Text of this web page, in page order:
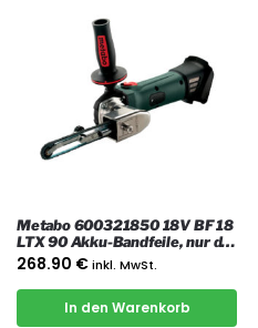
Metabo 600321850 18V BF 18
LTX 90 Akku-Bandfeile, nur das
Gerät
268.90 €inkl. MwSt.
In den Warenkorb